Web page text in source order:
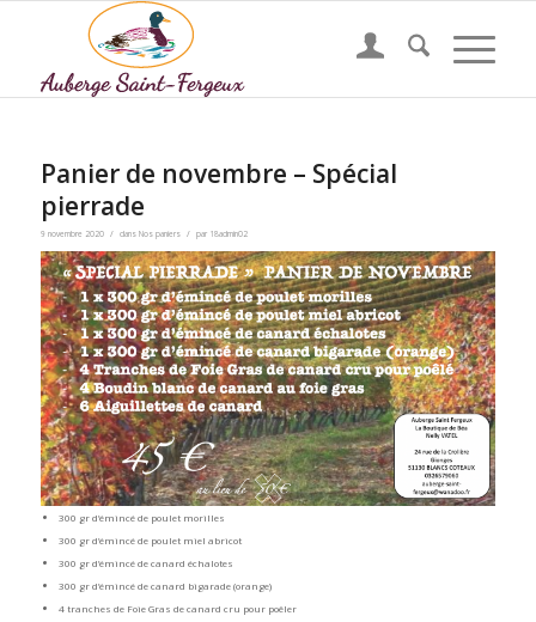
Panier de novembre – Spécial
pierrade
9 novembre 2020 / dans Nos paniers / par 18admin02
300 gr d’émincé de poulet morilles
300 gr d’émincé de poulet miel abricot
300 gr d’émincé de canard échalotes
300 gr d’émincé de canard bigarade (orange)
4 tranches de Foie Gras de canard cru pour poêler